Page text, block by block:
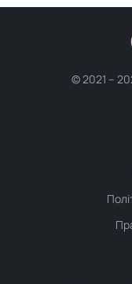
© 2021 –